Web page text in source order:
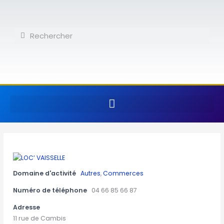
contenuRechercher
Rechercher
Domaine d'activité Autres,Commerces
Numéro de téléphone 04 66 85 66 87
Adresse
11 rue de Cambis